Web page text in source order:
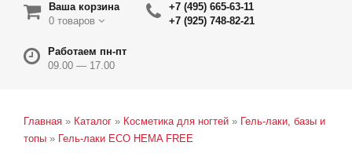
Ваша корзина
0 товаров
+7 (495) 665-63-11
+7 (925) 748-82-21
Работаем пн-пт
09.00 — 17.00
Главная » Каталог » Косметика для ногтей » Гель-лаки, базы и
топы » Гель-лаки ECO HEMA FREE